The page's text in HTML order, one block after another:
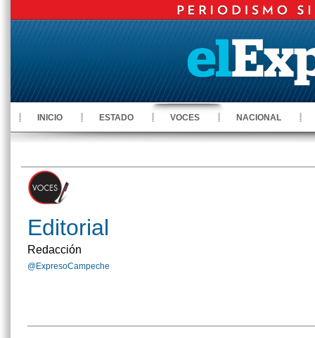
INICIO ESTADO VOCES NACIONAL
Editorial
Redacción
@ExpresoCampeche